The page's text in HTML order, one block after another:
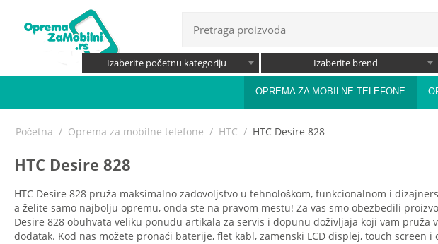
Izaberite početnu kategoriju Izaberite brend
OPREMA ZA MOBILNE TELEFONE
Početna / Oprema za mobilne telefone / HTC / HTC Desire 828
HTC Desire 828
HTC Desire 828 pruža maksimalno zadovoljstvo u tehnološkom, funkcionalnom i
a želite samo najbolju opremu, onda ste na pravom mestu! Za vas smo obezbedili
Desire 828 obuhvata veliku ponudu artikala za servis i dopunu doživljaja koji vam
dodatak. Kod nas možete pronaći baterije, flet kabl, zamenski LCD displej, touch screen